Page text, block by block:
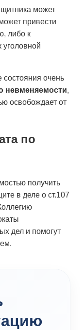
может
привести
либо к
очень
невменяемости,
освобождает от
по
получить
в деле о ст.107
дел и помогут